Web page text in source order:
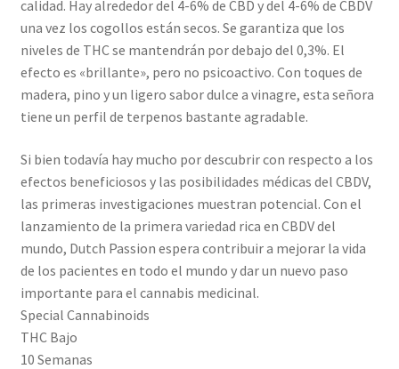
calidad. Hay alrededor del 4-6% de CBD y del 4-6% de CBDV
una vez los cogollos están secos. Se garantiza que los
niveles de THC se mantendrán por debajo del 0,3%. El
efecto es «brillante», pero no psicoactivo. Con toques de
madera, pino y un ligero sabor dulce a vinagre, esta señora
tiene un perfil de terpenos bastante agradable.
Si bien todavía hay mucho por descubrir con respecto a los
efectos beneficiosos y las posibilidades médicas del CBDV,
las primeras investigaciones muestran potencial. Con el
lanzamiento de la primera variedad rica en CBDV del
mundo, Dutch Passion espera contribuir a mejorar la vida
de los pacientes en todo el mundo y dar un nuevo paso
importante para el cannabis medicinal.
Special Cannabinoids
THC Bajo
10 Semanas